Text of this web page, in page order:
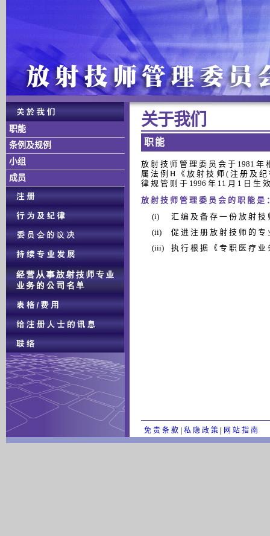
职能
条例及规例
小组
成员
关 于 我 们
职 能
放 射 技 师 管 理 委 员 会 于 1981 年
属 法 例 H 《 放 射 技 师 ( 注 册 及
律 规 管 则 于 1996 年 11 月 1 日 生
放 射 技 师 管 理 委 员 会 的 职 能 是
(i)
汇 编 及 备 存 一 份 放 射 技
(ii)
促 进 注 册 放 射 技 师 的 专
(iii) 执 行 根 据 《 专 职 医 疗 业
免 责 条 款 私 隐 政 策 网 站 指 南